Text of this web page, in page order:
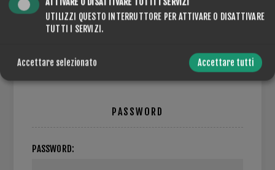
NEWSLETTER
PASSWORD
PASSWORD:
UTILIZZI QUESTO INTERRUTTORE PER ATTIVARE O DISATTIVARE
TUTTI I SERVIZI.
Accettare selezionato Accettare tutti